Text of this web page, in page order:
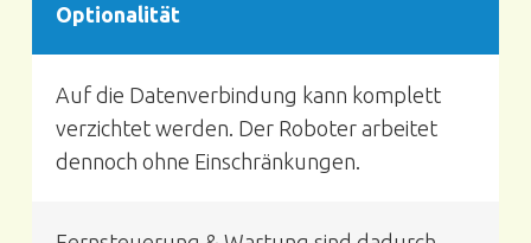
Optionalität
Auf die Datenverbindung kann komplett
verzichtet werden. Der Roboter arbeitet
dennoch ohne Einschränkungen.